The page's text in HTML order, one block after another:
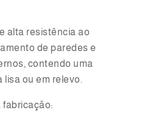
alta resistência ao
de paredes e
contendo uma
ou em relevo.
fabricação: